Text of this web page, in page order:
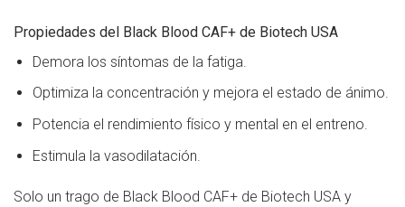
Propiedades del Black Blood CAF+ de Biotech USA
Demora los síntomas de la fatiga.
Optimiza la concentración y mejora el estado de ánimo.
Potencia el rendimiento físico y mental en el entreno.
Estimula la vasodilatación.
Solo un trago de Black Blood CAF+ de Biotech USA y